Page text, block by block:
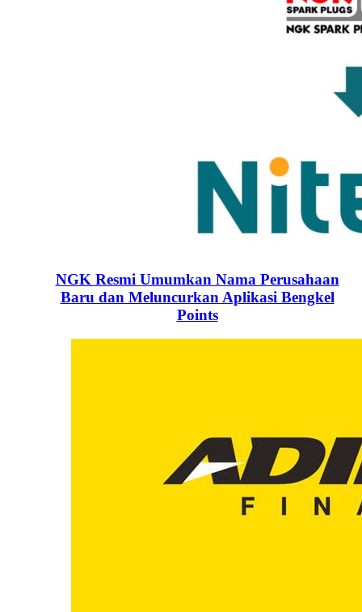
NGK Resmi Umumkan Nama Perusahaan
Baru dan Meluncurkan Aplikasi Bengkel
Points